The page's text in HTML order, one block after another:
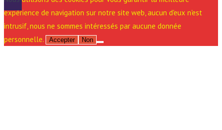
expérience de navigation sur notre site web, aucun d'eux n'est
intrusif, nous ne sommes intéressés par aucune donnée
personnelle.
Accepter Non